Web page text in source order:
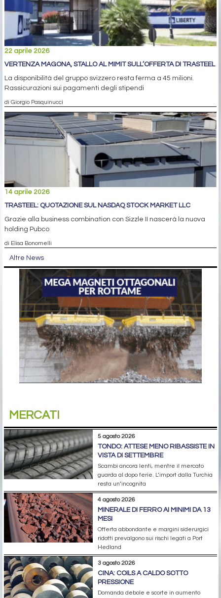
22 aprile 2026
VERTENZA MAGONA, STALLO AL MIMIT SULL’OFFERTA DI TRASTEEL
La disponibilità del gruppo svizzero resta ferma a 45 milioni.
Rassicurazioni sui pagamenti degli stipendi
di Giorgio Pasquinucci
14 aprile 2026
TRASTEEL: QUOTAZIONE SUL NASDAQ STOCK MARKET LLC
Grazie alla business combination con Sizzle II nascerà la nuova
holding Pubco
di Elisa Bonomelli
Altre News
MERCATI
5 agosto 2026
TONDO: ATTESE MENO RIBASSISTE IN
VISTA DI SETTEMBRE
Scambi ancora lenti, mentre il mercato
guarda al dopo ferie. L’import dalla Turchia
resta un’incognita
4 agosto 2026
MINERALE DI FERRO AI MINIMI DA 13
MESI
Offerta abbondante e margini siderurgici
ridotti prevalgono sui rischi legati a Port
Hedland
3 agosto 2026
CINA: COILS A CALDO SOTTO
PRESSIONE
Domanda debole e scorte in aumento